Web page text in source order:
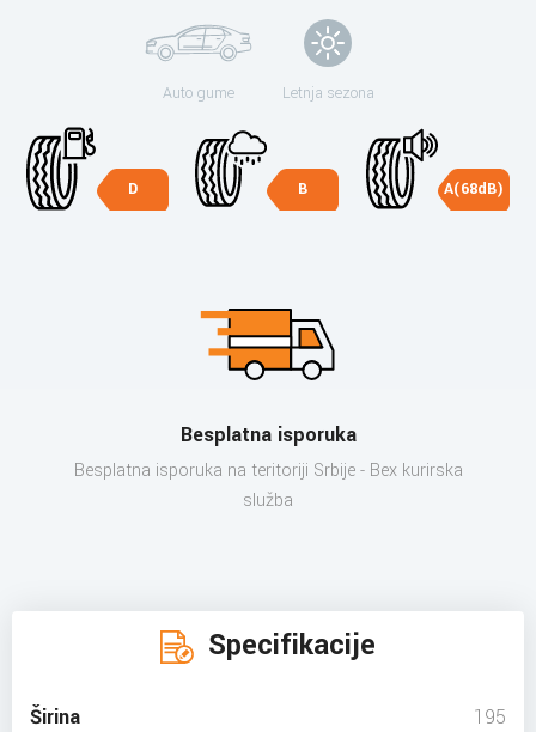
Auto gume Letnja sezona
D B A(68dB)
Besplatna isporuka
Besplatna isporuka na teritoriji Srbije - Bex kurirska
služba
Specifikacije
Širina 195